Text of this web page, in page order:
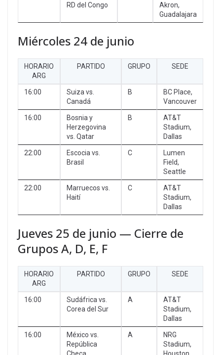
RD del Congo
Akron,
Guadalajara
Miércoles 24 de junio
HORARIO
ARG
PARTIDO GRUPO SEDE
16:00
Suiza vs.
Canadá
B
BC Place,
Vancouver
16:00
Bosnia y
Herzegovina
vs. Qatar
B
AT&T
Stadium,
Dallas
22:00
Escocia vs.
Brasil
C
Lumen
Field,
Seattle
22:00
Marruecos vs.
Haití
C
AT&T
Stadium,
Dallas
Jueves 25 de junio — Cierre de
Grupos A, D, E, F
HORARIO
ARG
PARTIDO GRUPO SEDE
16:00
Sudáfrica vs.
Corea del Sur
A
AT&T
Stadium,
Dallas
16:00
México vs.
República
Checa
A
NRG
Stadium,
Houston